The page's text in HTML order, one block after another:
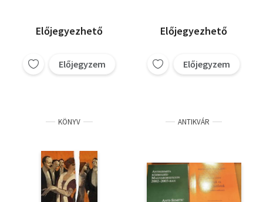
Előjegyezhető
Előjegyzem
Előjegyezhető
Előjegyzem
KÖNYV ANTIKVÁR